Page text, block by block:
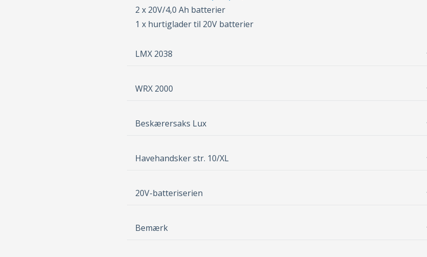
2 x 20V/4,0 Ah batterier
1 x hurtiglader til 20V batterier
LMX 2038
WRX 2000
Beskærersaks Lux
Havehandsker str. 10/XL
20V-batteriserien
Bemærk